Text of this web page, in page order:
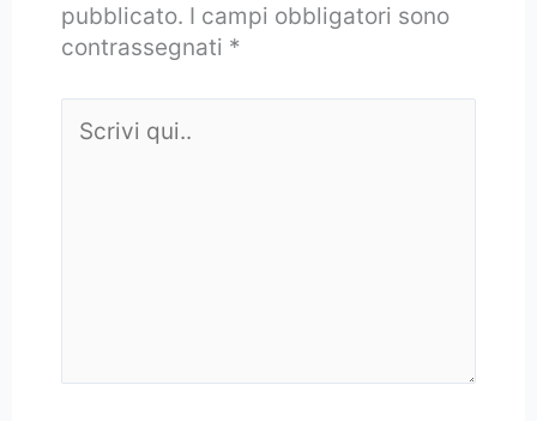
pubblicato. I campi obbligatori sono
contrassegnati *
qui..